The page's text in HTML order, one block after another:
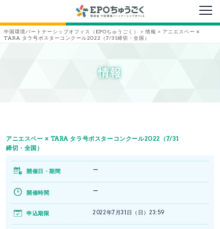
メニ
中国環境パートナーシップオフィス（EPOちゅうごく） > 情報 > アニエスベー ×
TARA タラ号ポスターコンクール2022（7/31締切・全国）
情報
アニエスベー × TARA タラ号ポスターコンクール2022（7/31
締切・全国）
開催日・期間 ー
開催時間 ー
申込期限 2022年7月31日（日）23:59